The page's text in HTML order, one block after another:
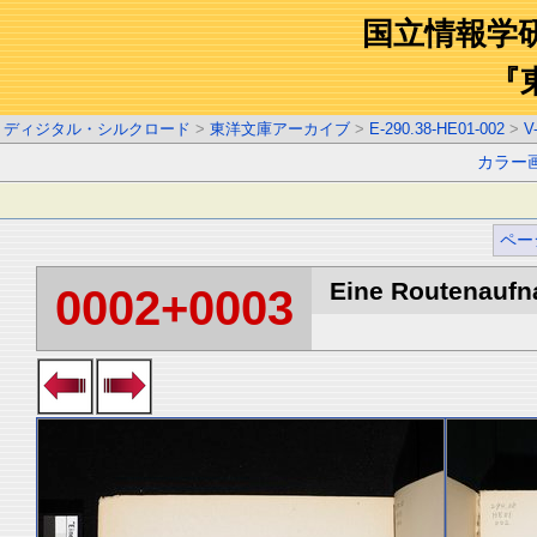
国立情報学
『
ディジタル・シルクロード > 東洋文庫アーカイブ > E-290.38-HE01-002 >
カラー
ペー
0002+0003 Eine